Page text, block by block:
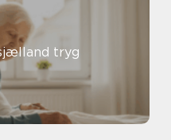
tryg